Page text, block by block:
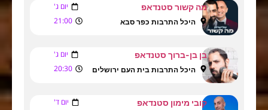
מה קשור סטנדאפ יום ג'
היכל התרבות כפר סבא 21:00
בן בן-ברוך סטנדאפ יום ג'
היכל התרבות בית העם ירושלים 20:30
קובי מימון סטנדאפ יום ד'